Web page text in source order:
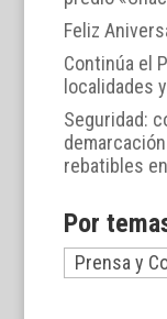
Feliz
Continúa el
localidades
Seguridad:
rebatibles
Por
Por
temas